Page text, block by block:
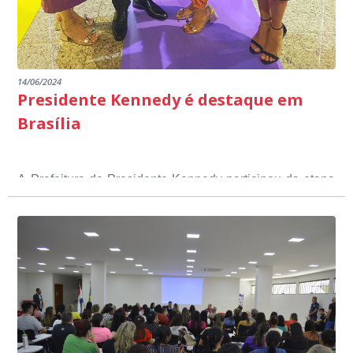
14/06/2024
Presidente Kennedy é destaque em
Brasília
A Prefeitura de Presidente Kennedy participou da etapa
nacional do 12º Prêmio Sebrae Prefeitura
Empreendedora, que visou valorizar e destacar o papel
dos gestores públicos comprometidos com o
desenvolvimento socioeconômico dos municípios, a
partir de iniciativas que estimulam o empreendedorismo,
a competitividade dos pequenos negócios e a
modernização da gestão pública local. O evento
aconteceu nesta terça-feira (11) em Brasília.